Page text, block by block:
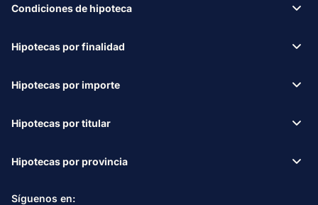
Síguenos en:
Condiciones de hipoteca
Hipotecas por finalidad
Hipotecas por importe
Hipotecas por titular
Hipotecas por provincia